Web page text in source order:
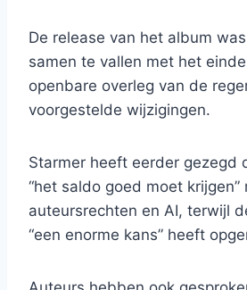
De release van het album
samen te vallen met het
openbare overleg van de
voorgestelde wijzigingen.
Starmer heeft eerder gezegd
“het saldo goed moet krijgen”
auteursrechten en AI, terwijl
“een enorme kans” heeft